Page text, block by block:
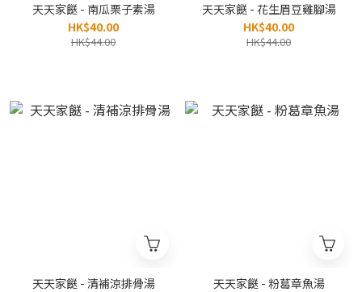
天天家餸 - 南瓜栗子素湯
HK$40.00
HK$44.00
天天家餸 - 花生眉豆雞腳湯
HK$40.00
HK$44.00
天天家餸 - 清補涼排骨湯
天天家餸 - 粉葛章魚湯